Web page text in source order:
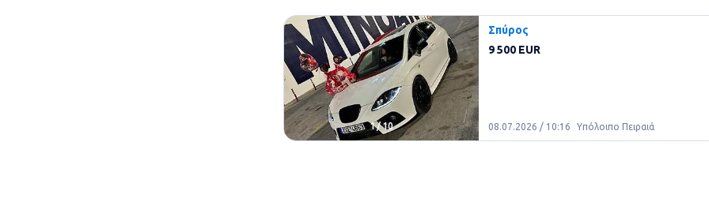
1/10
Σπύρος
9 500 EUR
08.07.2026 / 10:16 Υπόλοιπο Πειραιά